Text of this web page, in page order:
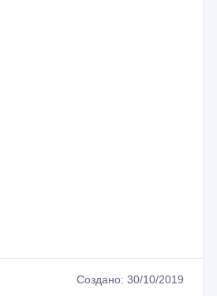
Создано: 30/10/2019